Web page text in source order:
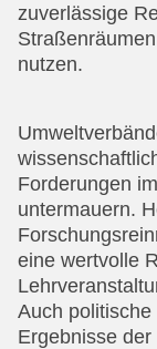
zuverlässige
nutzen.
Forderungen
untermauern.
eine wertvolle
Auch
Ergebnisse